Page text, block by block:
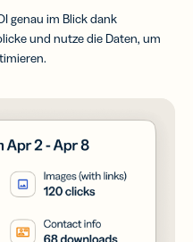
genau im Blick dank
und nutze die Daten, um